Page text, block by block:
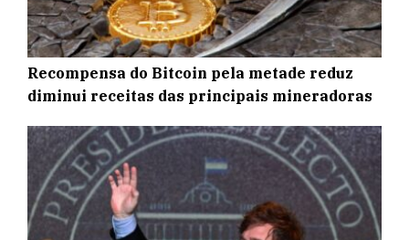
Recompensa do Bitcoin pela metade reduz
diminui receitas das principais mineradoras